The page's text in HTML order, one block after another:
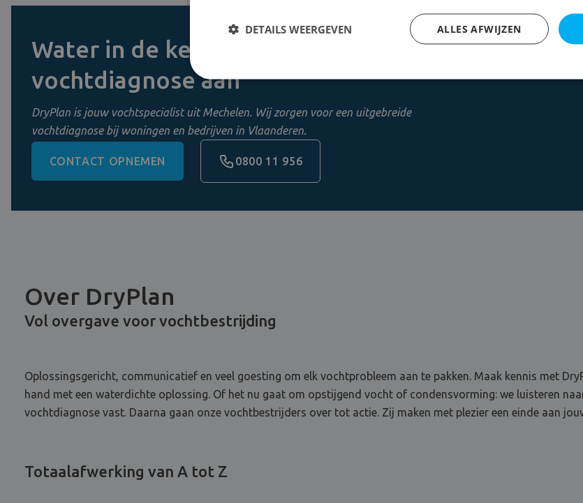
Water in de kelder? Vraag een gratis
vochtdiagnose aan
DryPlan is jouw vochtspecialist uit Mechelen. Wij zorgen voor een uitgebreide
vochtdiagnose bij woningen en bedrijven in Vlaanderen.
CONTACT OPNEMEN 0800 11 956
Over DryPlan
Vol overgave voor vochtbestrijding
Oplossingsgericht, communicatief en veel goesting om elk vochtprobleem aan te pakken. Maak kennis met
hand met een waterdichte oplossing. Of het nu gaat om opstijgend vocht of condensvorming: we luisteren
vochtdiagnose vast. Daarna gaan onze vochtbestrijders over tot actie. Zij maken met plezier een einde aan
Totaalafwerking van A tot Z
ALLES AFWIJZEN
DETAILS WEERGEVEN